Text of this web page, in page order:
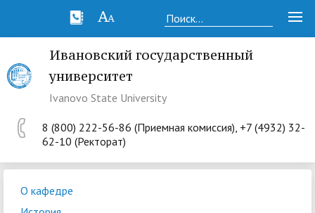
Ивановский государственный
университет
Ivanovo State University
8 (800) 222-56-86 (Приемная комиссия), +7 (4932) 32-
62-10 (Ректорат)
О кафедре